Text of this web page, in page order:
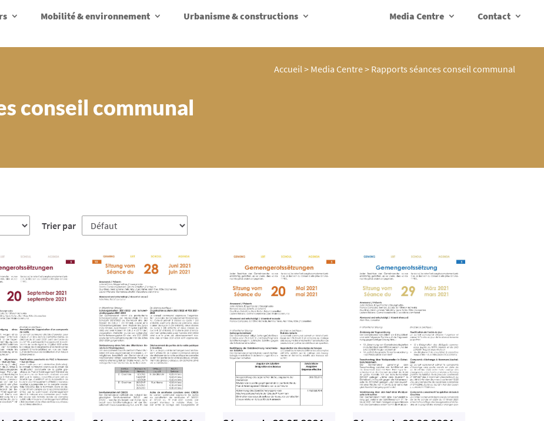
Mobilité & environnement Urbanisme & constructions Media Centre Contact
conseil communal
Accueil> Media Centre> Rapports séances conseil communal
Trier par